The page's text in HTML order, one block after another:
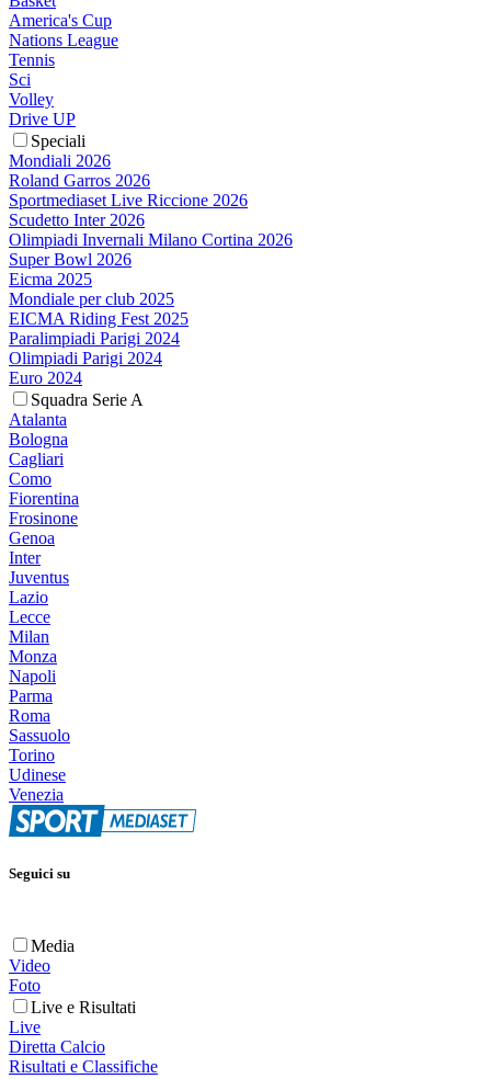
America's Cup
Nations League
Tennis
Sci
Volley
Drive UP
Speciali
Mondiali 2026
Roland Garros 2026
Sportmediaset Live Riccione 2026
Scudetto Inter 2026
Olimpiadi Invernali Milano Cortina 2026
Super Bowl 2026
Eicma 2025
Mondiale per club 2025
EICMA Riding Fest 2025
Paralimpiadi Parigi 2024
Olimpiadi Parigi 2024
Euro 2024
Squadra Serie A
Atalanta
Bologna
Cagliari
Como
Fiorentina
Frosinone
Genoa
Inter
Juventus
Lazio
Lecce
Milan
Monza
Napoli
Parma
Roma
Sassuolo
Torino
Udinese
Venezia
Seguici su
Media
Video
Foto
Live e Risultati
Live
Diretta Calcio
Risultati e Classifiche